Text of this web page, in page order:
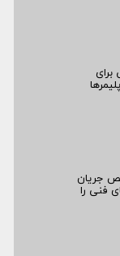
جریان
فنی را